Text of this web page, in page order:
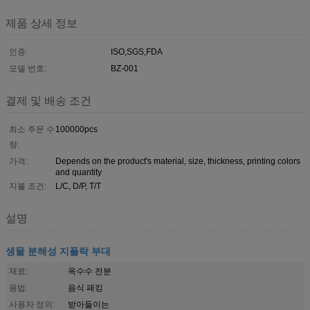
제품 상세 정보
인증:
ISO,SGS,FDA
모델 번호:
BZ-001
결제 및 배송 조건
최소 주문 수
량:
100000pcs
가격:
Depends on the product's material, size, thickness, printing colors
and quantity
지불 조건:
L/C, D/P, T/T
설명
생물 분해성 지플락 부대
재료:
옥수수 전분
용법:
음식 패킹
사용자 정의:
받아들이는